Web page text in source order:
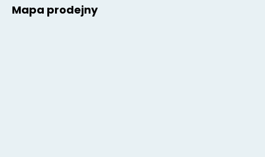
Mapa prodejny